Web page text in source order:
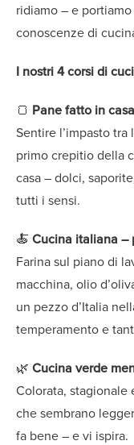
ridiamo – e
conoscenze di
I nostri 4 corsi di
🍞 Pane fatto in
Sentire l’impasto
primo crepitio della
casa – dolci,
tutti i sensi.
🍝 Cucina italiana –
Farina sul piano di
macchina, olio
un pezzo d’Italia
temperamento e
🌿 Cucina verde
Colorata, stagionale
che sembrano
fa bene – e vi ispira.